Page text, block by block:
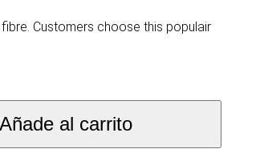
Customers choose this populair
Añade al carrito